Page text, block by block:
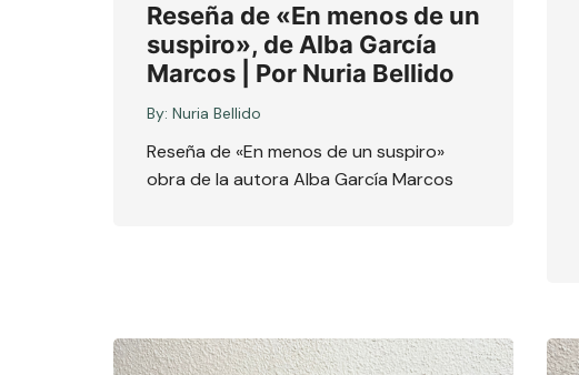
Reseña de «En menos de un
suspiro», de Alba García
Marcos | Por Nuria Bellido
By: Nuria Bellido
Reseña de «En menos de un suspiro»
obra de la autora Alba García Marcos